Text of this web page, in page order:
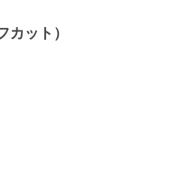
ット）